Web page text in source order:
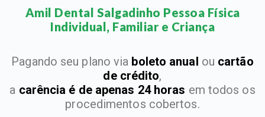
Amil Dental Salgadinho Pessoa Física
Individual, Familiar e Criança​
Pagando seu plano via boleto anual ou cartão
de crédito,
a carência é de apenas 24 horas em todos os
procedimentos cobertos.